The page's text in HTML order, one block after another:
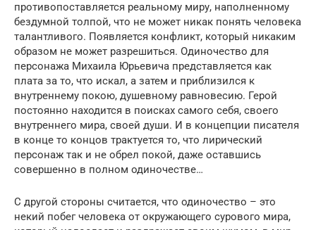
противопоставляется реальному миру, наполненному
бездумной толпой, что не может никак понять человека
талантливого. Появляется конфликт, который никаким
образом не может разрешиться. Одиночество для
персонажа Михаила Юрьевича представляется как
плата за то, что искал, а затем и приблизился к
внутреннему покою, душевному равновесию. Герой
постоянно находится в поисках самого себя, своего
внутреннего мира, своей души. И в концепции писателя
в конце то концов трактуется то, что лирический
персонаж так и не обрел покой, даже оставшись
совершенно в полном одиночестве…
С другой стороны считается, что одиночество – это
некий побег человека от окружающего сурового мира,